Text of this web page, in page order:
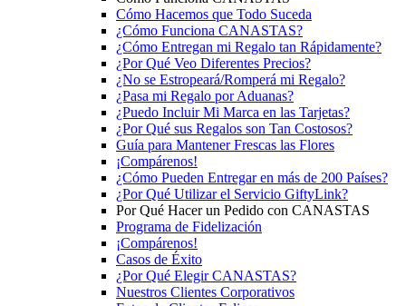
Cómo Hacemos que Todo Suceda
¿Cómo Funciona CANASTAS?
¿Cómo Entregan mi Regalo tan Rápidamente?
¿Por Qué Veo Diferentes Precios?
¿No se Estropeará/Romperá mi Regalo?
¿Pasa mi Regalo por Aduanas?
¿Puedo Incluir Mi Marca en las Tarjetas?
¿Por Qué sus Regalos son Tan Costosos?
Guía para Mantener Frescas las Flores
¡Compárenos!
¿Cómo Pueden Entregar en más de 200 Países?
¿Por Qué Utilizar el Servicio GiftyLink?
Por Qué Hacer un Pedido con CANASTAS
Programa de Fidelización
¡Compárenos!
Casos de Éxito
¿Por Qué Elegir CANASTAS?
Nuestros Clientes Corporativos